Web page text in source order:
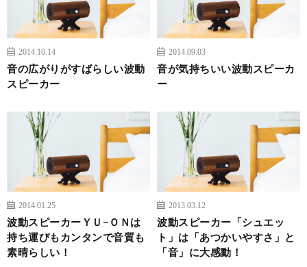
2014.10.14
音の広がりがすばらしい波動
スピーカー
2014.09.03
音が気持ちいい波動スピーカ
ー
2014.01.25
波動スピーカーＹＵ−ＯＮは
持ち運びもカンタンで音質も
素晴らしい！
2013.03.12
波動スピーカー「シュエッ
ト」は「あつかいやすさ」と
「音」に大感動！